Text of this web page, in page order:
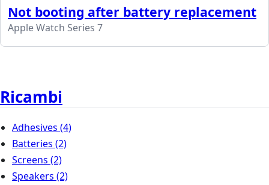
Not booting after battery replacement
Apple Watch Series 7
Ricambi
Adhesives (4)
Batteries (2)
Screens (2)
Speakers (2)